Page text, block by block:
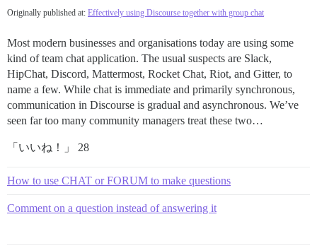
Originally published at: Effectively using Discourse together with group chat
Most modern businesses and organisations today are using some
kind of team chat application. The usual suspects are Slack,
HipChat, Discord, Mattermost, Rocket Chat, Riot, and Gitter, to
name a few. While chat is immediate and primarily synchronous,
communication in Discourse is gradual and asynchronous. We’ve
seen far too many community managers treat these two…
「いいね！」 28
How to use CHAT or FORUM to make questions
Comment on a question instead of answering it